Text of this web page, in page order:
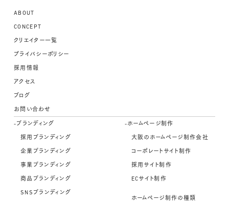
ABOUT
CONCEPT
クリエイター一覧
プライバシーポリシー
採用情報
アクセス
ブログ
お問い合わせ
-ブランディング
採用ブランディング
企業ブランディング
事業ブランディング
商品ブランディング
SNSブランディング
-ホームページ制作
大阪のホームページ制作会社
コーポレートサイト制作
採用サイト制作
ECサイト制作
ホームページ制作の種類